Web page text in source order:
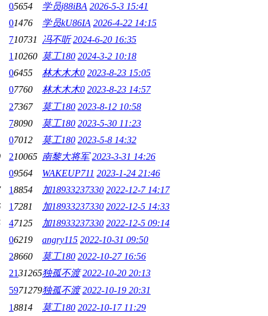
05654 学员j88iBA 2026-5-3 15:41
01476 学员kU86IA 2026-4-22 14:15
710731 冯不听 2024-6-20 16:35
1 10260 莫工180 2024-3-2 10:18
06455 林木木木0 2023-8-23 15:05
07760 林木木木0 2023-8-23 14:57
27367 莫工180 2023-8-12 10:58
78090 莫工180 2023-5-30 11:23
07012 莫工180 2023-5-8 14:32
210065 南黎大将军 2023-3-31 14:26
09564 WAKEUP711 2023-1-24 21:46
18854 加18933237330 2022-12-7 14:17
1 7281 加18933237330 2022-12-5 14:33
47125 加18933237330 2022-12-5 09:14
06219 angry115 2022-10-31 09:50
28660 莫工180 2022-10-27 16:56
2131265独孤不渡 2022-10-20 20:13
5971279独孤不渡 2022-10-19 20:31
18814 莫工180 2022-10-17 11:29